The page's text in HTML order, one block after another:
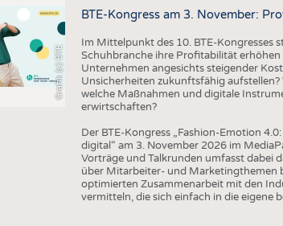
Grafik (c) BTE
BTE-Kongress am 3. November:
Im Mittelpunkt des 10. BTE-Kongresses
Schuhbranche ihre Profitabilität erhöhen
Unternehmen angesichts steigender
Unsicherheiten zukunftsfähig
welche Maßnahmen und digitale
erwirtschaften?
Der BTE-Kongress „Fashion-Emotion
digital“ am 3. November 2026 im
Vorträge und Talkrunden umfasst dabei
über Mitarbeiter- und Marketingthemen
optimierten Zusammenarbeit mit den
vermitteln, die sich einfach in die eigene